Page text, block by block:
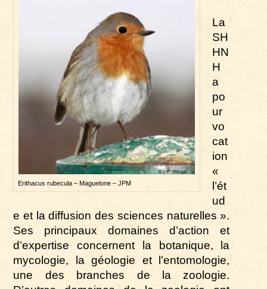
Erithacus rubecula – Maguelone – JPM
La
SH
HN
H
a
po
ur
vo
cat
ion
«
l’ét
ud
e et la diffusion des sciences naturelles ».
Ses principaux domaines d’action et
d’expertise concernent la botanique, la
mycologie, la géologie et l’entomologie,
une des branches de la zoologie.